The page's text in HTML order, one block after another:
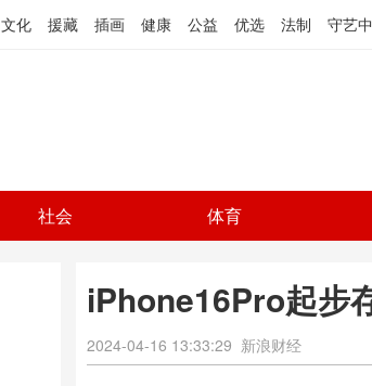
文化 援藏 插画 健康 公益 优选 法制 守艺
社会 体育
iPhone16Pro起步
2024-04-16 13:33:29 新浪财经